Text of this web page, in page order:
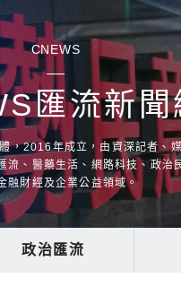
CNEWS
匯流新聞
，2016年成立，由資深記者、
流、醫藥生活、網路科技、政治
融財經及企業公益領域。
政治匯流